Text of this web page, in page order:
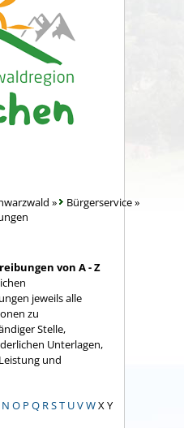
» Bürgerservice»
von A - Z
jeweils alle
zu
Stelle,
Unterlagen,
und
N O P Q RST UVWX Y